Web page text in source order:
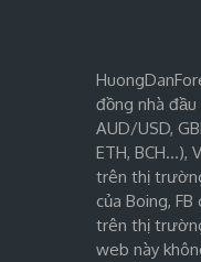
đồng nhà
AUD/USD,
ETH, BCH…),
trên thị
của Boing,
trên thị
web này